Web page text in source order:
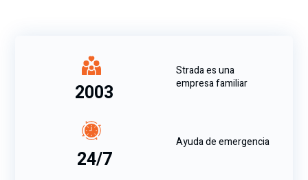
2003
Strada es una
empresa familiar
24/7
Ayuda de emergencia